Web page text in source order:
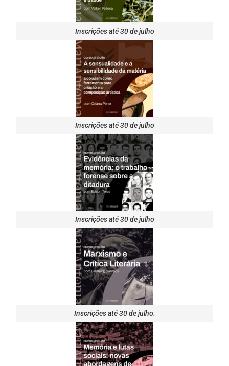
Inscrições até 30 de julho
Inscrições até 30 de julho
Inscrições até 30 de julho
Inscrições até 30 de julho.